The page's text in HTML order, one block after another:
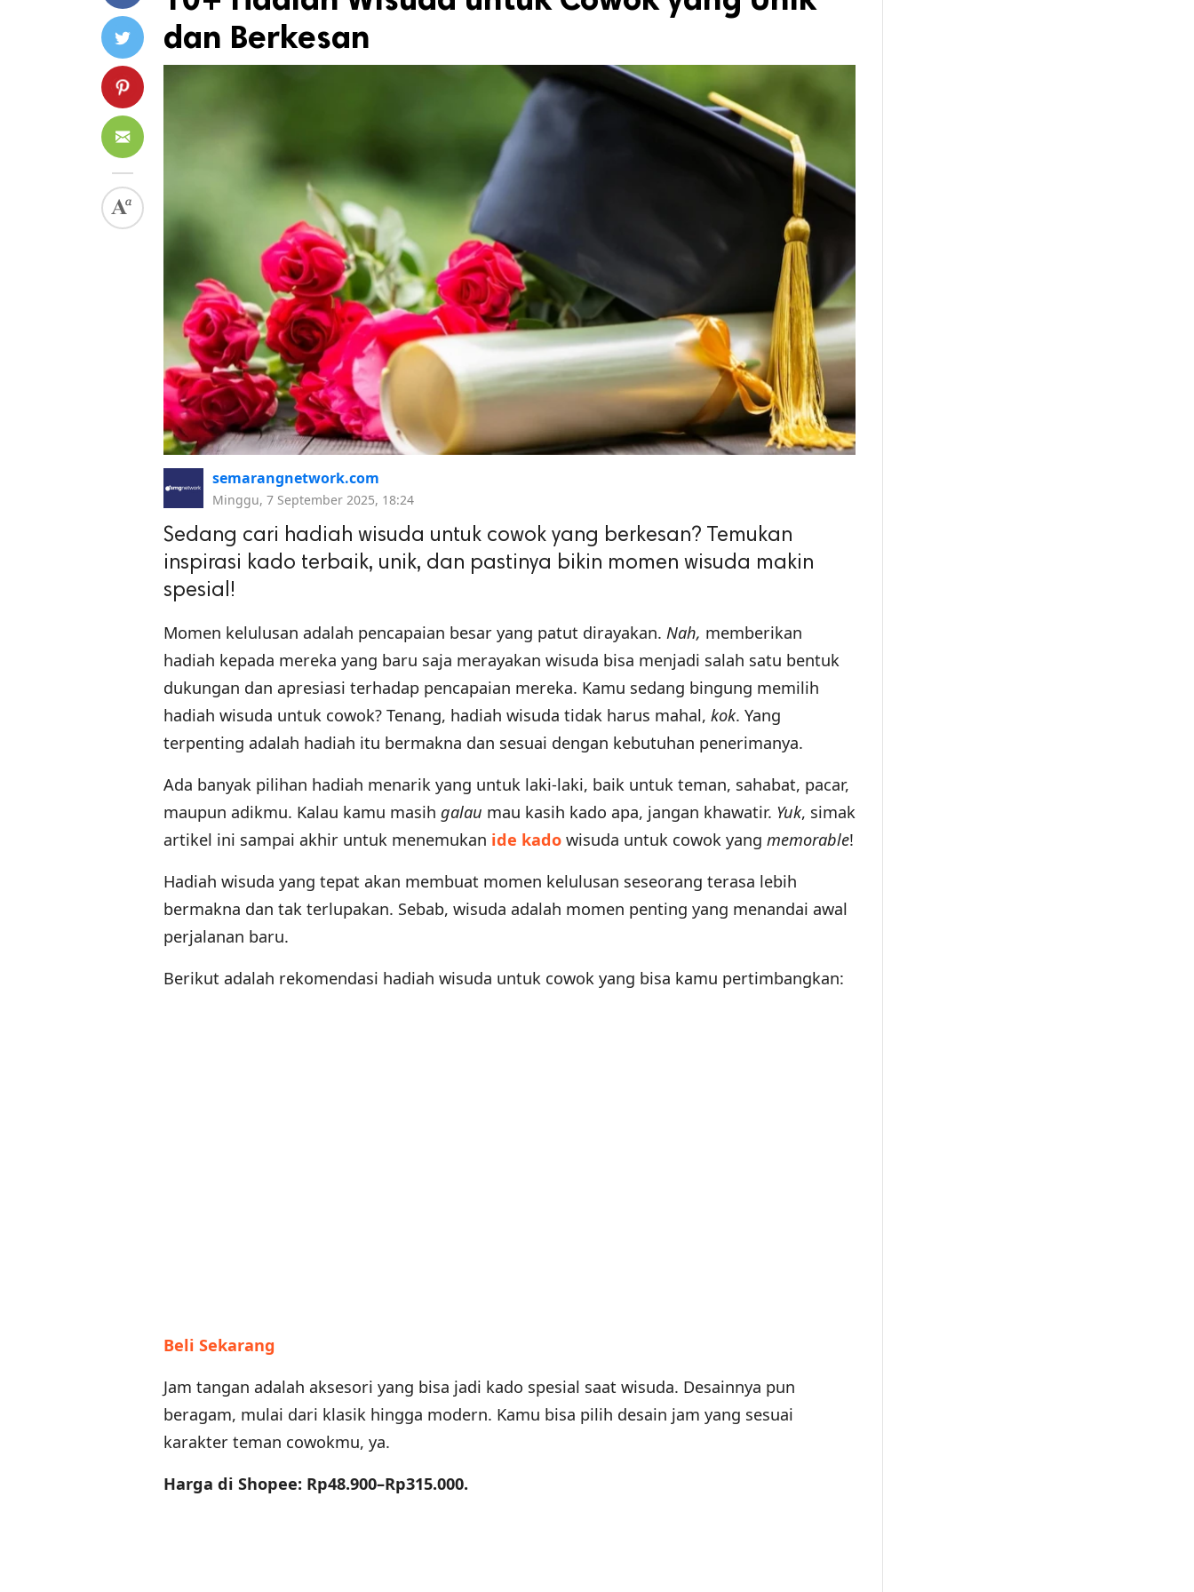
dan Berkesan
semarangnetwork.com
Minggu, 7 September 2025, 18:24
Sedang cari hadiah wisuda untuk cowok yang berkesan? Temukan
inspirasi kado terbaik, unik, dan pastinya bikin momen wisuda makin
spesial!
Momen kelulusan adalah pencapaian besar yang patut dirayakan. Nah, memberikan
hadiah kepada mereka yang baru saja merayakan wisuda bisa menjadi salah satu bentuk
dukungan dan apresiasi terhadap pencapaian mereka. Kamu sedang bingung memilih
hadiah wisuda untuk cowok? Tenang, hadiah wisuda tidak harus mahal, kok. Yang
terpenting adalah hadiah itu bermakna dan sesuai dengan kebutuhan penerimanya.
Ada banyak pilihan hadiah menarik yang untuk laki-laki, baik untuk teman, sahabat, pacar,
maupun adikmu. Kalau kamu masih galau mau kasih kado apa, jangan khawatir. Yuk, simak
artikel ini sampai akhir untuk menemukan ide kado wisuda untuk cowok yang memorable!
Hadiah wisuda yang tepat akan membuat momen kelulusan seseorang terasa lebih
bermakna dan tak terlupakan. Sebab, wisuda adalah momen penting yang menandai awal
perjalanan baru.
Berikut adalah rekomendasi hadiah wisuda untuk cowok yang bisa kamu pertimbangkan:
Beli Sekarang
Jam tangan adalah aksesori yang bisa jadi kado spesial saat wisuda. Desainnya pun
beragam, mulai dari klasik hingga modern. Kamu bisa pilih desain jam yang sesuai
karakter teman cowokmu, ya.
Harga di Shopee: Rp48.900–Rp315.000.